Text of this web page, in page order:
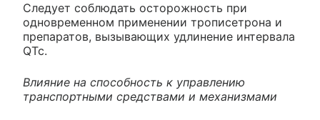
Следует соблюдать осторожность при
одновременном применении трописетрона и
препаратов, вызывающих удлинение интервала
QTc.
Влияние на способность к управлению
транспортными средствами и механизмами